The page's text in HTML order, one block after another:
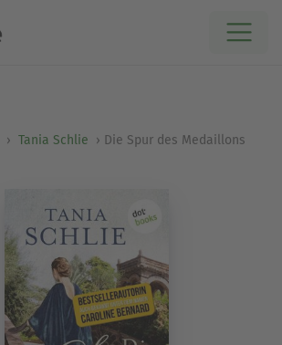
Tania Schlie Die Spur des Medaillons